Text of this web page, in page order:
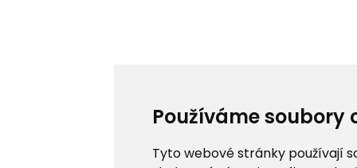
Používáme soubory
Tyto webové stránky používají